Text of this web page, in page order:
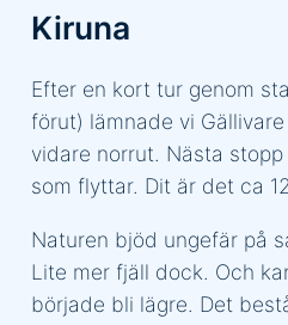
Kiruna
Efter en kort tur genom
förut) lämnade vi
vidare norrut. Nästa
som flyttar. Dit är det ca
Naturen bjöd ungefär på
Lite mer fjäll dock. Och
började bli lägre. Det